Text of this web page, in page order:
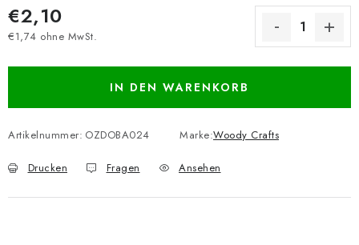
€2,10
€1,74 ohne MwSt.
IN DEN WARENKORB
Artikelnummer: OZDOBA024 Marke:Woody Crafts
Drucken Fragen Ansehen